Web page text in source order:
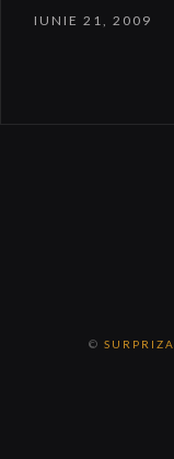
IUNIE 21, 2009
© SURPRIZA